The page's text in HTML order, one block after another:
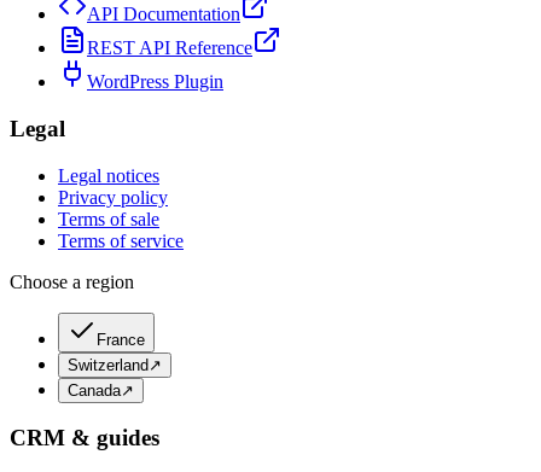
API Documentation
REST API Reference
WordPress Plugin
Legal
Legal notices
Privacy policy
Terms of sale
Terms of service
Choose a region
France
Switzerland↗
Canada↗
CRM & guides